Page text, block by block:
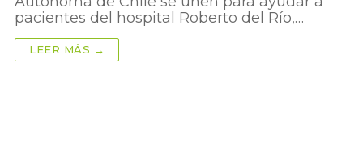
pacientes del hospital Roberto del Río,…
LEER MÁS →